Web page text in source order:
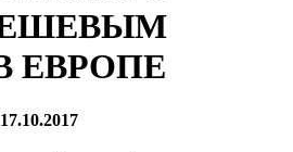
ЕВРОПЕ
17.10.2017